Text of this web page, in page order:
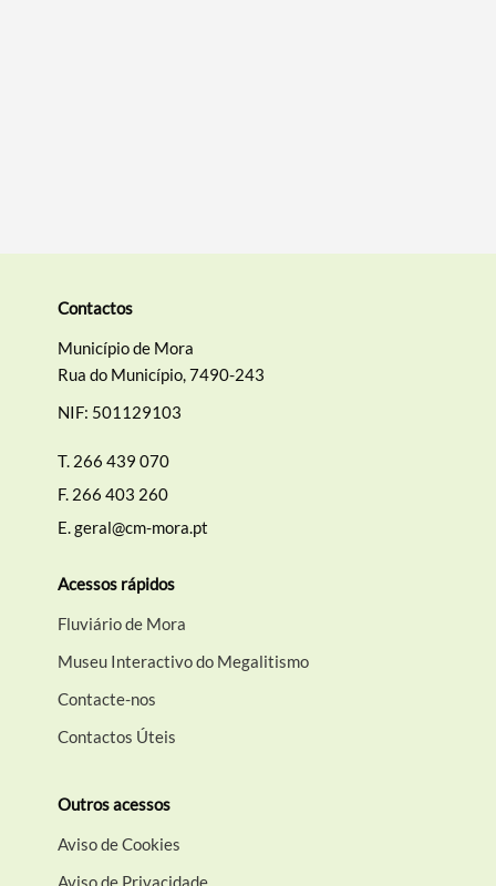
Contactos
Município de Mora
Rua do Município, 7490-243
NIF: 501129103
T. 266 439 070
F. 266 403 260
E.geral@cm-mora.pt
Acessos rápidos
Fluviário de Mora
Museu Interactivo do Megalitismo
Contacte-nos
Contactos Úteis
Outros acessos
Aviso de Cookies
Aviso de Privacidade